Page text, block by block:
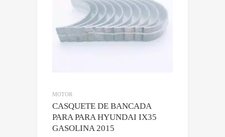
MOTOR
CASQUETE DE BANCADA
PARA PARA HYUNDAI IX35
GASOLINA 2015